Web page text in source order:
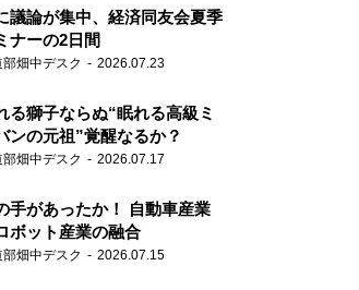
議論が集中、経済同友会夏季
ナーの2日間
部畑中デスク 2026.07.23
る獅子ならぬ“眠れる高級ミ
ンの元祖”覚醒なるか？
部畑中デスク 2026.07.17
手があったか！ 自動車産業
ボット産業の融合
部畑中デスク 2026.07.15